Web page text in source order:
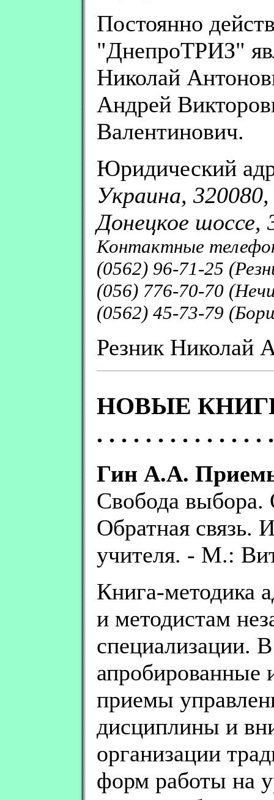
Постоянно
"ДнепроТРИЗ"
Николай
Андрей
Валентинович.
Юридический
Украина,
Донецкое шоссе,
Контактные
(0562) 96-71-25
(056) 776-70-70
(0562) 45-73-79
Резник Николай
НОВЫЕ
. . . . . . . . . . . . . .
Гин А.А. Приемы
Свобода выбора.
Обратная связь.
учителя. - М.:
Книга-методика
и методистам
специализации.
апробированные
приемы
дисциплины и
организации
форм работы на